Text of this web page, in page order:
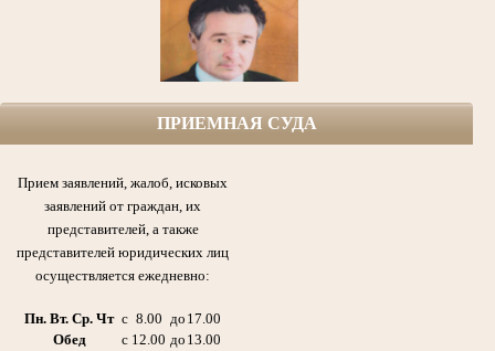
Софин Рафаил Ефимович (1925-1999гг.) народный судья,
медалей и других почетных наград Родины.
ПРИЕМНАЯ СУДА
Прием заявлений, жалоб, исковых
заявлений от граждан, их
представителей, а также
представителей юридических лиц
осуществляется ежедневно:
Пн. Вт. Ср. Чт с 8.00 до 17.00
Обед
с 12.00 до 13.00